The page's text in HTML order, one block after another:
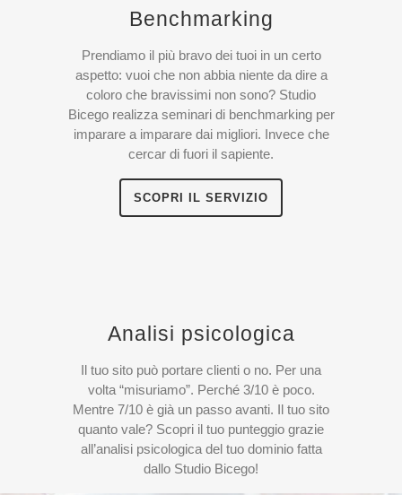
Benchmarking
Prendiamo il più bravo dei tuoi in un certo
aspetto: vuoi che non abbia niente da dire a
coloro che bravissimi non sono? Studio
Bicego realizza seminari di benchmarking per
imparare a imparare dai migliori. Invece che
cercar di fuori il sapiente.
SCOPRI IL SERVIZIO
Analisi psicologica
Il tuo sito può portare clienti o no. Per una
volta “misuriamo”. Perché 3/10 è poco.
Mentre 7/10 è già un passo avanti. Il tuo sito
quanto vale? Scopri il tuo punteggio grazie
all’analisi psicologica del tuo dominio fatta
dallo Studio Bicego!